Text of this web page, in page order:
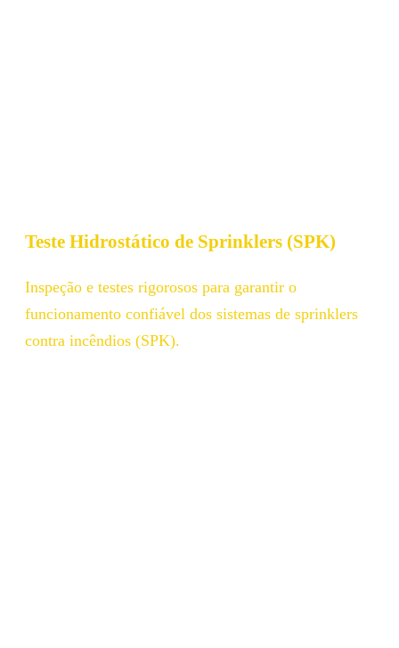
Teste Hidrostático de Sprinklers (SPK)​
Inspeção e testes rigorosos para garantir o
funcionamento confiável dos sistemas de sprinklers
contra incêndios (SPK).